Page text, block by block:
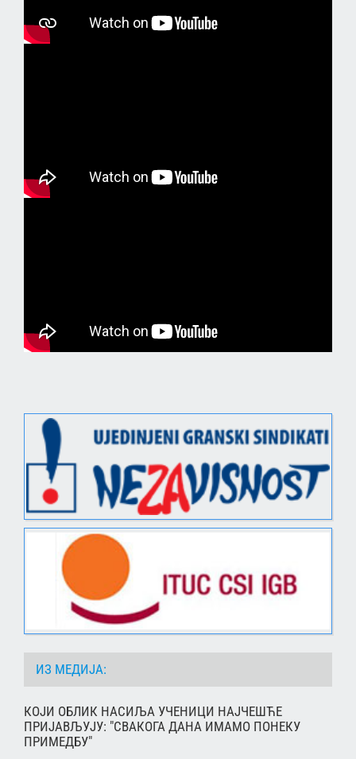
ИЗ МЕДИЈА:
КОЈИ ОБЛИК НАСИЉА УЧЕНИЦИ НАЈЧЕШЋЕ
ПРИЈАВЉУЈУ: "СВАКОГА ДАНА ИМАМО ПОНЕКУ
ПРИМЕДБУ"